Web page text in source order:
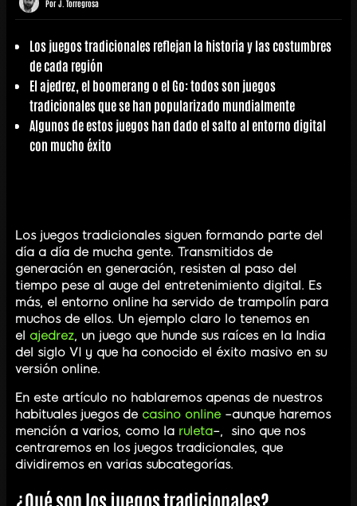
Por J. Torregrosa
Los juegos tradicionales reflejan la historia y las costumbres
de cada región
El ajedrez, el boomerang o el Go: todos son juegos
tradicionales que se han popularizado mundialmente
Algunos de estos juegos han dado el salto al entorno digital
con mucho éxito
Los juegos tradicionales siguen formando parte del
día a día de mucha gente. Transmitidos de
generación en generación, resisten al paso del
tiempo pese al auge del entretenimiento digital. Es
más, el entorno online ha servido de trampolín para
muchos de ellos. Un ejemplo claro lo tenemos en
el ajedrez, un juego que hunde sus raíces en la India
del siglo VI y que ha conocido el éxito masivo en su
versión online.
En este artículo no hablaremos apenas de nuestros
habituales juegos de casino online –aunque haremos
mención a varios, como la ruleta–, sino que nos
centraremos en los juegos tradicionales, que
dividiremos en varias subcategorías.
¿Qué son los juegos tradicionales?